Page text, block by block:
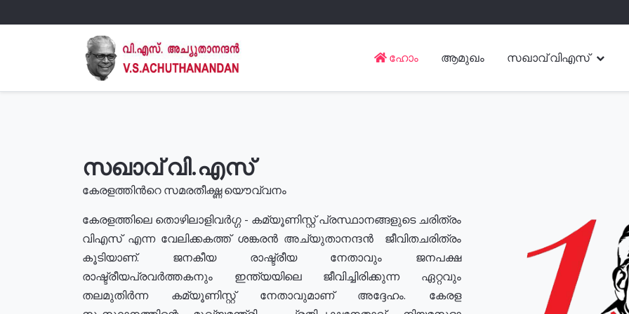
ഹോം ആമുഖം സഖാവ് വിഎസ്
സഖാവ് വി.എസ്
കേരളത്തിൻറെ സമരതീക്ഷ്ണ യൌവ്വനം
കേരളത്തിലെ തൊഴിലാളിവർഗ്ഗ - കമ്യൂണിസ്റ്റ് പ്രസ്ഥാനങ്ങളുടെ ചരിത്രം
വിഎസ് എന്ന വേലിക്കകത്ത് ശങ്കരൻ അച്യുതാനന്ദൻ ജീവിതചരിത്രം
കൂടിയാണ്. ജനകീയ രാഷ്ട്രീയ നേതാവും ജനപക്ഷ
രാഷ്ട്രീയപ്രവർത്തകനും ഇന്ത്യയിലെ ജീവിച്ചിരിക്കുന്ന ഏറ്റവും
തലമുതിർന്ന കമ്യൂണിസ്റ്റ് നേതാവുമാണ് അദ്ദേഹം. കേരള